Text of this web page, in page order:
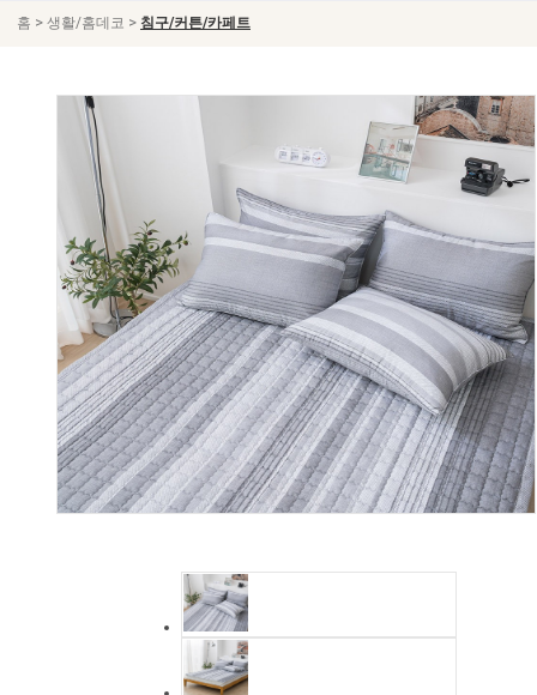
홈 > 생활/홈데코 > 침구/커튼/카페트